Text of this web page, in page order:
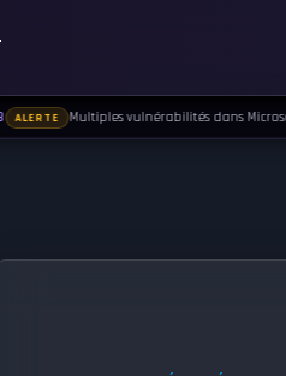
ALERTE Multiples vulnérabilités dans